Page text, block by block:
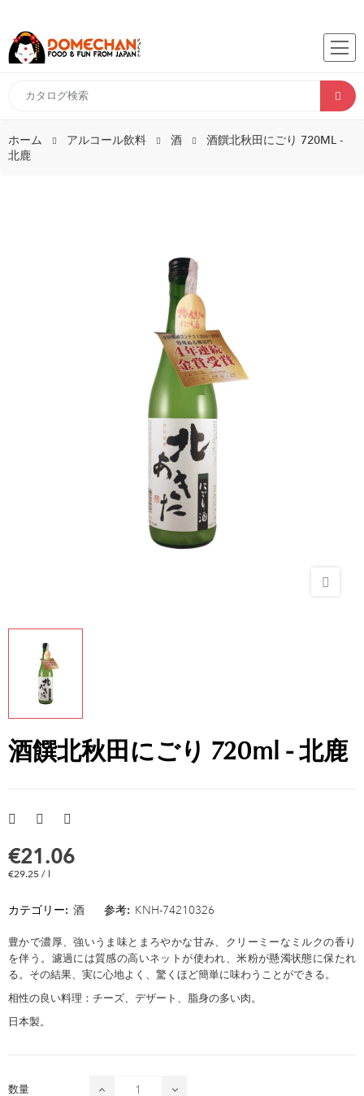
ホーム アルコール飲料 酒
酒饌北秋田にごり 720ML -
北鹿
酒饌北秋田にごり 720ml - 北鹿
€21.06
€29.25 / l
カテゴリー: 酒 参考: KNH-74210326
豊かで濃厚、強いうま味とまろやかな甘み、クリーミーなミルクの香り
を伴う。濾過には質感の高いネットが使われ、米粉が懸濁状態に保たれ
る。その結果、実に心地よく、驚くほど簡単に味わうことができる。
相性の良い料理：チーズ、デザート、脂身の多い肉。
日本製。
数量